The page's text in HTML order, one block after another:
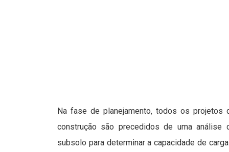
Na fase de planejamento, todos os projetos
construção são precedidos de uma análise
subsolo para determinar a capacidade de